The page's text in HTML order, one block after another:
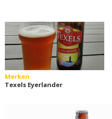
Merken
Texels Eyerlander